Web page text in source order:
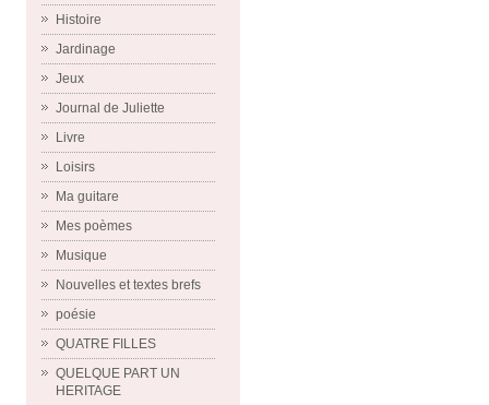
Histoire
Jardinage
Jeux
Journal de Juliette
Livre
Loisirs
Ma guitare
Mes poèmes
Musique
Nouvelles et textes brefs
poésie
QUATRE FILLES
QUELQUE PART UN
HERITAGE